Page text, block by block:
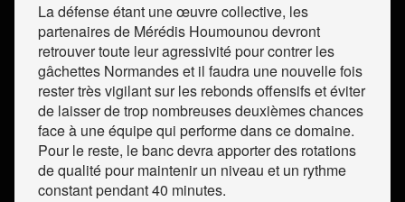
La défense étant une œuvre collective, les
partenaires de Mérédis Houmounou devront
retrouver toute leur agressivité pour contrer les
gâchettes Normandes et il faudra une nouvelle fois
rester très vigilant sur les rebonds offensifs et éviter
de laisser de trop nombreuses deuxièmes chances
face à une équipe qui performe dans ce domaine.
Pour le reste, le banc devra apporter des rotations
de qualité pour maintenir un niveau et un rythme
constant pendant 40 minutes.